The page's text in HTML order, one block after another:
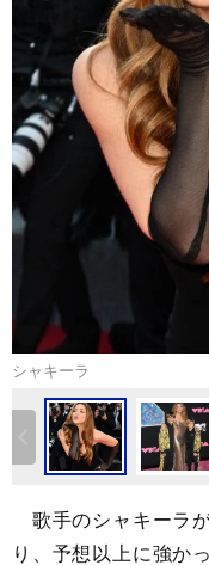
シャキーラ
歌手のシャキーラ
り、予想以上に強か